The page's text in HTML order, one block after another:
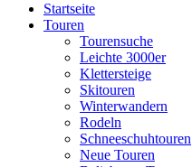
Startseite
Touren
Tourensuche
Leichte 3000er
Klettersteige
Skitouren
Winterwandern
Rodeln
Schneeschuhtouren
Neue Touren